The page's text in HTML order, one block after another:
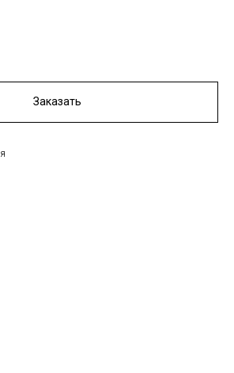
Заказать